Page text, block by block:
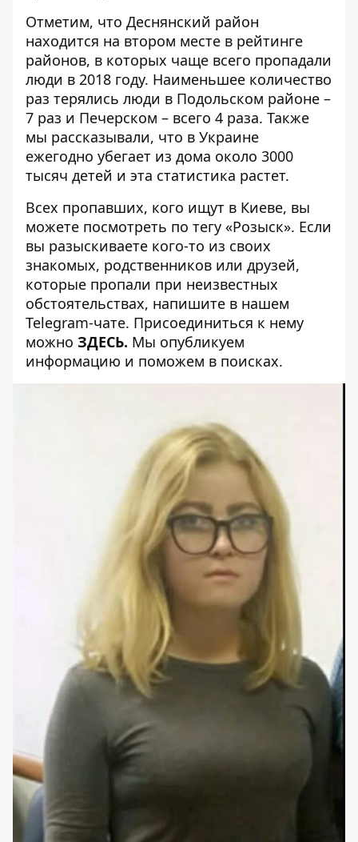
Отметим, что Деснянский район
находится на втором месте в рейтинге
районов, в которых чаще всего пропадали
люди в 2018 году. Наименьшее количество
раз терялись люди в Подольском районе –
7 раз и Печерском – всего 4 раза. Также
мы рассказывали, что в Украине
ежегодно убегает из дома около 3000
тысяч детей и эта статистика растет.
Всех пропавших, кого ищут в Киеве, вы
можете посмотреть по тегу «Розыск». Если
вы разыскиваете кого-то из своих
знакомых, родственников или друзей,
которые пропали при неизвестных
обстоятельствах, напишите в нашем
Telegram-чате. Присоединиться к нему
можно ЗДЕСЬ. Мы опубликуем
информацию и поможем в поисках.